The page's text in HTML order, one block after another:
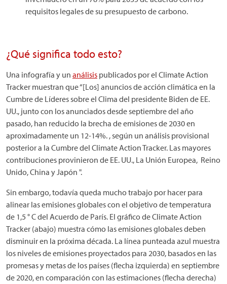
requisitos legales de su presupuesto de carbono.
¿Qué significa todo esto?
Una infografía y un análisis publicados por el Climate Action
Tracker muestran que “[Los] anuncios de acción climática en la
Cumbre de Líderes sobre el Clima del presidente Biden de EE.
UU., junto con los anunciados desde septiembre del año
pasado, han reducido la brecha de emisiones de 2030 en
aproximadamente un 12-14%. , según un análisis provisional
posterior a la Cumbre del Climate Action Tracker. Las mayores
contribuciones provinieron de EE. UU., La Unión Europea, Reino
Unido, China y Japón ".
Sin embargo, todavía queda mucho trabajo por hacer para
alinear las emisiones globales con el objetivo de temperatura
de 1,5 ° C del Acuerdo de París. El gráfico de Climate Action
Tracker (abajo) muestra cómo las emisiones globales deben
disminuir en la próxima década. La línea punteada azul muestra
los niveles de emisiones proyectados para 2030, basados en las
promesas y metas de los países (flecha izquierda) en septiembre
de 2020, en comparación con las estimaciones (flecha derecha)